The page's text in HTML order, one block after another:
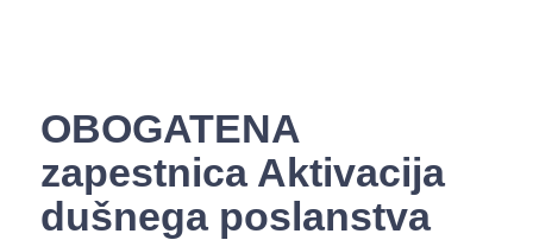
OBOGATENA
zapestnica Aktivacija
dušnega poslanstva